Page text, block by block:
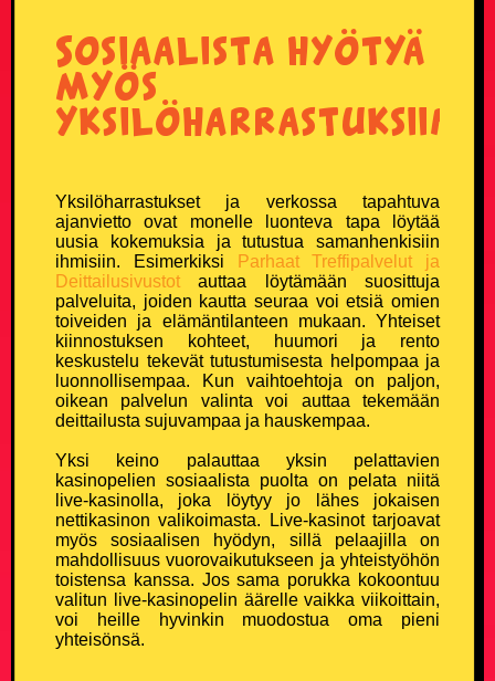
Naisvitsit
Niilo22 vitsit
Pieruvitsit
Pikku-Kalle vitsit
Poliisivitsit
Politiikkavitsit
Pottukoira vitsit
Puujalkavitsit
Ruotsalaisvitsit
Sairaat vitsit
Savolaisvitsit
Sosiaalista hyötyä
myös
yksilöharrastuksiin
Yksilöharrastukset ja verkossa tapahtuva
ajanvietto ovat monelle luonteva tapa löytää
uusia kokemuksia ja tutustua samanhenkisiin
ihmisiin. Esimerkiksi
Parhaat Treffipalvelut ja
Deittailusivustot auttaa löytämään suosittuja
palveluita, joiden kautta seuraa voi etsiä omien
toiveiden ja elämäntilanteen mukaan. Yhteiset
kiinnostuksen kohteet, huumori ja rento
keskustelu tekevät tutustumisesta helpompaa ja
luonnollisempaa. Kun vaihtoehtoja on paljon,
oikean palvelun valinta voi auttaa tekemään
deittailusta sujuvampaa ja hauskempaa.
Yksi keino palauttaa yksin pelattavien
kasinopelien sosiaalista puolta on pelata niitä
live-kasinolla, joka löytyy jo lähes jokaisen
nettikasinon valikoimasta. Live-kasinot tarjoavat
myös sosiaalisen hyödyn, sillä pelaajilla on
mahdollisuus vuorovaikutukseen ja yhteistyöhön
toistensa kanssa. Jos sama porukka kokoontuu
valitun live-kasinopelin äärelle vaikka viikoittain,
voi heille hyvinkin muodostua oma pieni
yhteisönsä.